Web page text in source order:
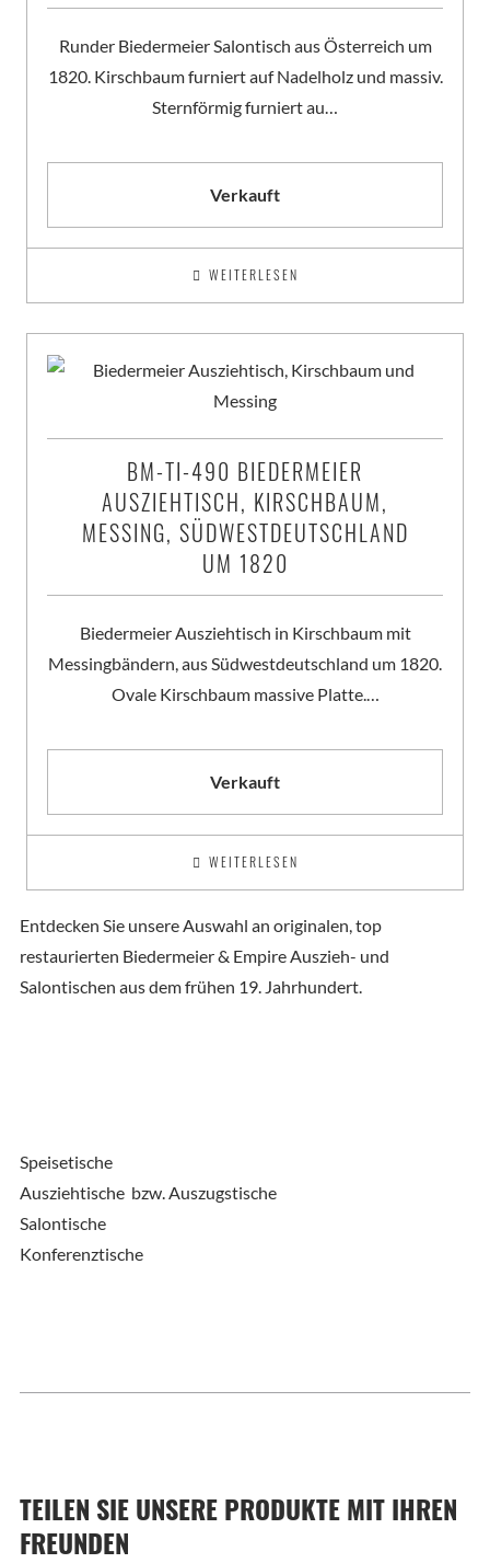
Runder Biedermeier Salontisch aus Österreich um
1820. Kirschbaum furniert auf Nadelholz und massiv.
Sternförmig furniert au…
Verkauft
WEITERLESEN
BM-TI-490 BIEDERMEIER
AUSZIEHTISCH, KIRSCHBAUM,
MESSING, SÜDWESTDEUTSCHLAND
UM 1820
Biedermeier Ausziehtisch in Kirschbaum mit
Messingbändern, aus Südwestdeutschland um 1820.
Ovale Kirschbaum massive Platte.…
Verkauft
WEITERLESEN
Entdecken Sie unsere Auswahl an originalen, top
restaurierten Biedermeier & Empire Auszieh- und
Salontischen aus dem frühen 19. Jahrhundert.
Speisetische
Ausziehtische bzw. Auszugstische
Salontische
Konferenztische
TEILEN SIE UNSERE PRODUKTE MIT IHREN
FREUNDEN